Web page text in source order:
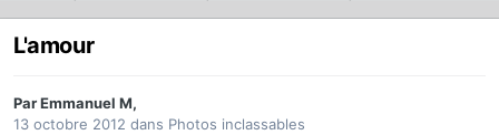
L'amour
ParEmmanuel M,
13 octobre 2012 dans Photos inclassables